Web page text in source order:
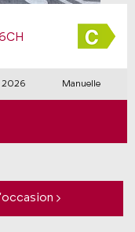
2026 Manuelle